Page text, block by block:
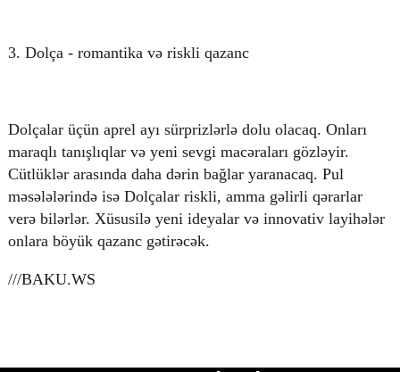
3. Dolça - romantika və riskli qazanc
Dolçalar üçün aprel ayı sürprizlərlə dolu olacaq. Onları
maraqlı tanışlıqlar və yeni sevgi macəraları gözləyir.
Cütlüklər arasında daha dərin bağlar yaranacaq. Pul
məsələlərində isə Dolçalar riskli, amma gəlirli qərarlar
verə bilərlər. Xüsusilə yeni ideyalar və innovativ layihələr
onlara böyük qazanc gətirəcək.
///BAKU.WS